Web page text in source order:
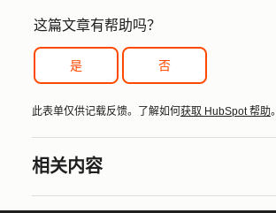
这篇文章有帮助吗？
是 否
此表单仅供记载反馈。了解如何获取 HubSpot 帮助。
相关内容